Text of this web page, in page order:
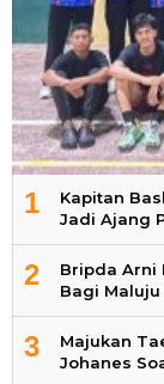
1
Kapitan
Jadi Ajang
2
Bripda Arni
Bagi Maluju
3
Majukan
Johanes